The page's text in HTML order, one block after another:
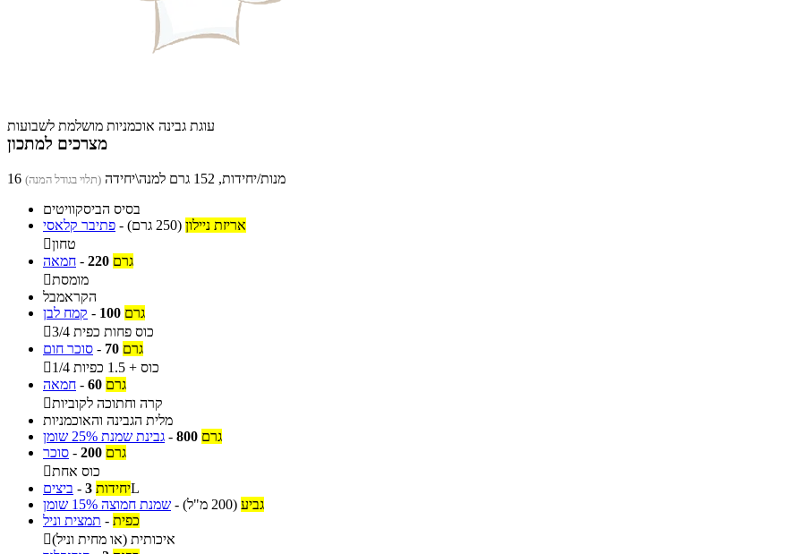
עוגת גבינה אוכמניות מושלמת לשבועות
מצרכים למתכון
16 מנות/יחידות, 152 גרם למנה\יחידה (תלוי בגודל המנה)
בסיס הביסקוויטים
פתיבר קלאסי - אריזת ניילון (250 גרם)
טחון
חמאה - 220 גרם
מומסת
הקראמבל
קמח לבן - 100 גרם

3/4 כוס פחות כפית
סוכר חום - 70 גרם

1/4 כוס + 1.5 כפיות
חמאה - 60 גרם
קרה וחתוכה לקוביות
מלית הגבינה והאוכמניות
גבינת שמנת 25% שומן - 800 גרם
סוכר - 200 גרם
כוס אחת
ביצים - 3 יחידותL
שמנת חמוצה 15% שומן - גביע (200 מ"ל)
תמצית וניל - כפית
איכותית (או מחית וניל)